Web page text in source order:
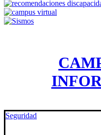
Seguridad